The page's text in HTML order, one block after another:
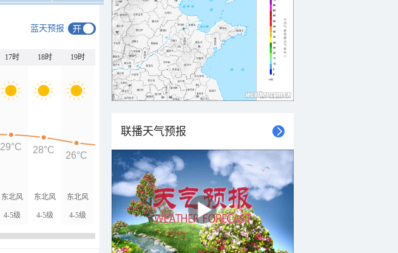
蓝天预报
17时 18时 19时 20时 21时 22时 23时 01时
东北风
4-5级
东北风
4-5级
东北风
4-5级
东北风
3-4级
东北风
3-4级
东北风
3-4级
东北风
3-4级
东北风
3-4级
东北风
29°C 28°C
26°C 25°C 25°C 24°C 24°C 23°C
联播天气预报